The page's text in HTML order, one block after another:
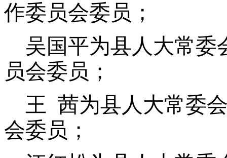
作委员会委员；
吴国平为县人大常委
员会委员；
王 茜为县人大常委
会委员；